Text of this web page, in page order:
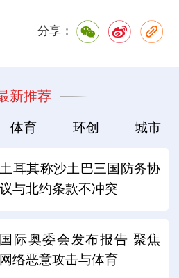
分享：
新推荐
体育 环创 城市
土耳其称沙土巴三国防务协
议与北约条款不冲突
国际奥委会发布报告 聚焦
网络恶意攻击与体育